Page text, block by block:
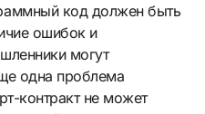
код должен быть
ошибок и
могут
одна проблема
контракт не может